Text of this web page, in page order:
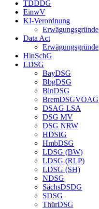
TDDDG
EinwV
KI-Verordnung
Erwägungsgründe
Data Act
Erwägungsgründe
HinSchG
LDSG
BayDSG
BbgDSG
BlnDSG
BremDSGVOAG
DSAG LSA
DSG MV
DSG NRW
HDSIG
HmbDSG
LDSG (BW)
LDSG (RLP)
LDSG (SH)
NDSG
SächsDSDG
SDSG
ThürDSG